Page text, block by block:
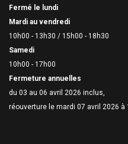
Fermé le lundi
Mardi au vendredi
10h00 - 13h30 / 15h00 - 18h30
Samedi
10h00 - 17h00
Fermeture annuelles
du 03 au 06 avril 2026 inclus,
réouverture le mardi 07 avril 2026 à